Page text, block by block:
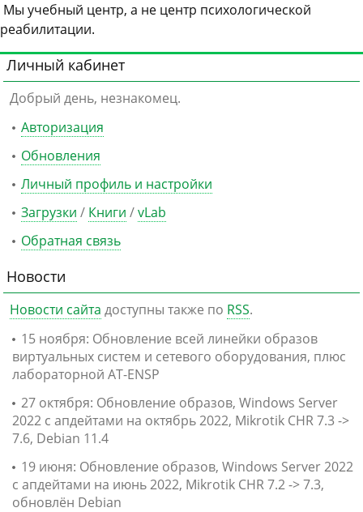
Мы учебный центр, а не центр психологической
реабилитации.
Личный кабинет
Добрый день, незнакомец.
Авторизация
Обновления
Личный профиль и настройки
Загрузки / Книги /vLab
Обратная связь
Новости
Новости сайта доступны также по RSS.
15 ноября: Обновление всей линейки образов
виртуальных систем и сетевого оборудования, плюс
лабораторной AT-ENSP
27 октября: Обновление образов, Windows Server
2022 с апдейтами на октябрь 2022, Mikrotik CHR 7.3 ->
7.6, Debian 11.4
19 июня: Обновление образов, Windows Server 2022
с апдейтами на июнь 2022, Mikrotik CHR 7.2 -> 7.3,
обновлён Debian